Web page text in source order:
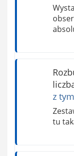
z
tu